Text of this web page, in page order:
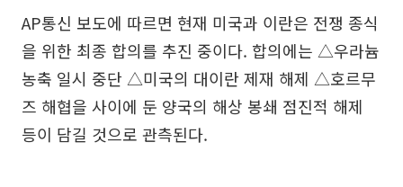
AP통신 보도에 따르면 현재 미국과 이란은 전쟁 종식
을 위한 최종 합의를 추진 중이다. 합의에는 △우라늄
농축 일시 중단 △미국의 대이란 제재 해제 △호르무
즈 해협을 사이에 둔 양국의 해상 봉쇄 점진적 해제
등이 담길 것으로 관측된다.